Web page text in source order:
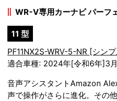
WR-V専用カーナビ パーフ
11 型
PF11NX2S-WRV-5-NR [シン
適合車種: 2024年[令和6年]3
音声アシスタントAmazon
声で操作がさらに進化。その